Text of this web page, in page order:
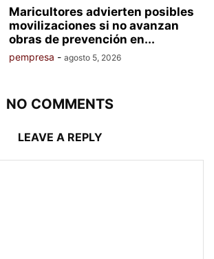
Maricultores advierten posibles
movilizaciones si no avanzan
obras de prevención en...
pempresa - agosto 5, 2026
NO COMMENTS
LEAVE A REPLY